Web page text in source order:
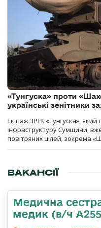
«Тунгуска» проти
українські зенітники
Екіпаж ЗРГК «Тунгуска»,
інфраструктуру Сумщини,
повітряних цілей, зокрема
ВАКАНСІЇ
Медична
медик (в/ч